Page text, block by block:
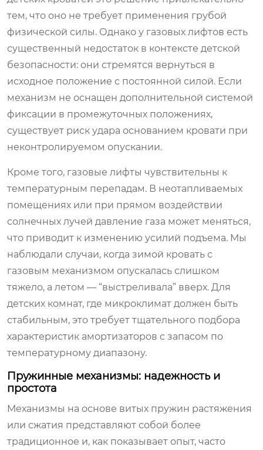
тем, что оно не требует применения грубой
физической силы. Однако у газовых лифтов есть
существенный недостаток в контексте детской
безопасности: они стремятся вернуться в
исходное положение с постоянной силой. Если
механизм не оснащен дополнительной системой
фиксации в промежуточных положениях,
существует риск удара основанием кровати при
неконтролируемом опускании.
Кроме того, газовые лифты чувствительны к
температурным перепадам. В неотапливаемых
помещениях или при прямом воздействии
солнечных лучей давление газа может меняться,
что приводит к изменению усилий подъема. Мы
наблюдали случаи, когда зимой кровать с
газовым механизмом опускалась слишком
тяжело, а летом — “выстреливала” вверх. Для
детских комнат, где микроклимат должен быть
стабильным, это требует тщательного подбора
характеристик амортизаторов с запасом по
температурному диапазону.
Пружинные механизмы: надежность и
простота
Механизмы на основе витых пружин растяжения
или сжатия представляют собой более
традиционное и, как показывает опыт, часто